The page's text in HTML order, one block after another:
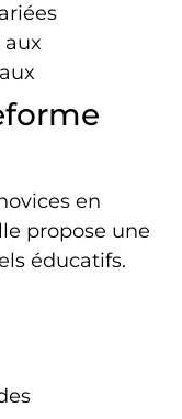
en
propose une
éducatifs.